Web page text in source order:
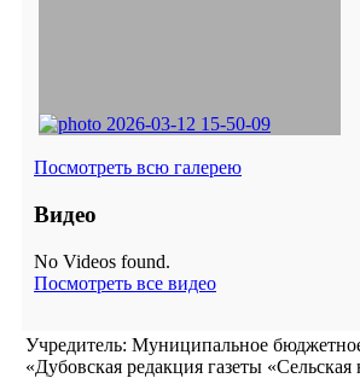
Посмотреть всю галерею
Видео
No Videos found.
Посмотреть все видео
Учредитель: Муниципальное
«Дубовская редакция газеты «Сельская